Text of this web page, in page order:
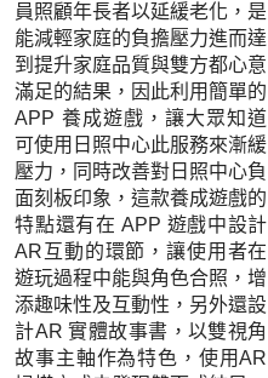
員照顧年長者以延緩老化，是
能減輕家庭的負擔壓力進而達
到提升家庭品質與雙方都心意
滿足的結果，因此利用簡單的
APP 養成遊戲，讓大眾知道
可使用日照中心此服務來漸緩
壓力，同時改善對日照中心負
面刻板印象，這款養成遊戲的
特點還有在 APP 遊戲中設計
AR互動的環節，讓使用者在
遊玩過程中能與角色合照，增
添趣味性及互動性，另外還設
計AR 實體故事書，以雙視角
故事主軸作為特色，使用AR